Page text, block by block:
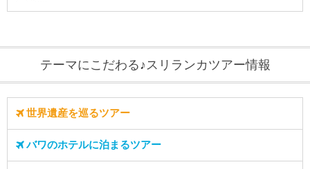
テーマにこだわる♪スリランカツアー情報
世界遺産を巡るツアー
バワのホテルに泊まるツアー